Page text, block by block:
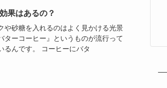
果はあるの？
や砂糖を入れるのはよく見かける光景
ターコーヒー』というものが流行って
るんです。 コーヒーにバタ